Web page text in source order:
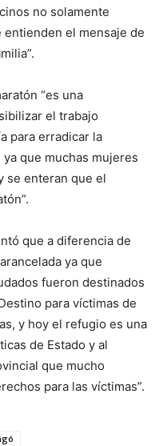
no solamente
el mensaje de
“es una
el trabajo
para erradicar la
que muchas mujeres
se enteran que el
que a diferencia de
ya que
fueron destinados
para víctimas de
y hoy el refugio es una
de Estado y al
que mucho
para las víctimas”.